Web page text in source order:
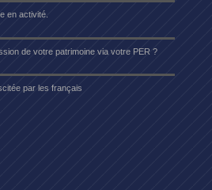
en activité.
de votre patrimoine via votre PER ?
par les français